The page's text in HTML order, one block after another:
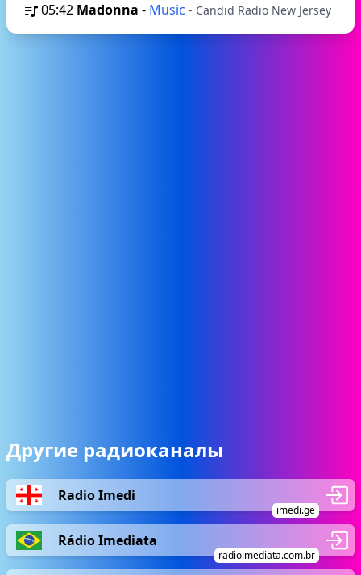
05:42 Madonna - Music - Candid Radio New Jersey
Другие радиоканалы
Radio Imedi
imedi.ge
Rádio Imediata
radioimediata.com.br